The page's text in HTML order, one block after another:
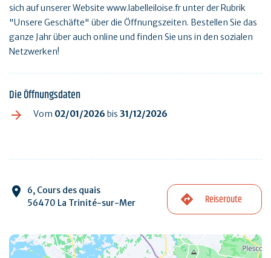
sich auf unserer Website www.labelleiloise.fr unter der Rubrik
"Unsere Geschäfte" über die Öffnungszeiten. Bestellen Sie das
ganze Jahr über auch online und finden Sie uns in den sozialen
Netzwerken!
Die Öffnungsdaten
Vom 02/01/2026 bis 31/12/2026
6, Cours des quais
56470 La Trinité-sur-Mer
Reiseroute